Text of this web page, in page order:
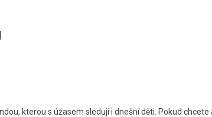
kterou s úžasem sledují i dnešní děti. Pokud chcete